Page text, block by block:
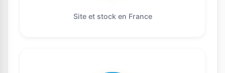
Site et stock en France